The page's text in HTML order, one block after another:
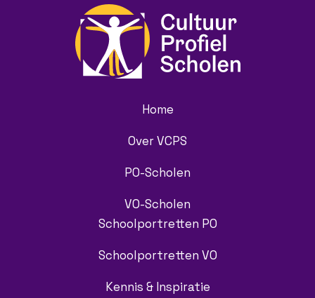
Home
Over VCPS
PO-Scholen
VO-Scholen
Schoolportretten PO
Schoolportretten VO
Kennis & Inspiratie